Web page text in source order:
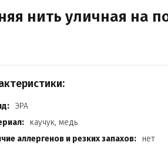
нить уличная на
ЭРА
каучук, медь
аллергенов и резких запахов:
нет